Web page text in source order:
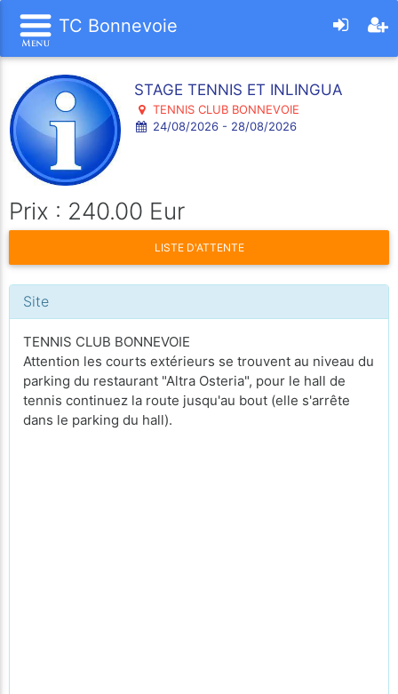
TC Bonnevoie
STAGE TENNIS ET INLINGUA
TENNIS CLUB BONNEVOIE
24/08/2026 - 28/08/2026
Prix : 240.00 Eur
LISTE D'ATTENTE
Site
TENNIS CLUB BONNEVOIE
Attention les courts extérieurs se trouvent au niveau du
parking du restaurant "Altra Osteria", pour le hall de
tennis continuez la route jusqu'au bout (elle s'arrête
dans le parking du hall).